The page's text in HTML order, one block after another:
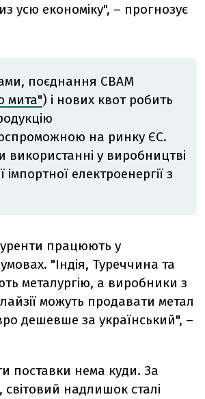
усю економіку", – прогнозує
поєднання CBAM
мита") і нових квот робить
на ринку ЄС.
використанні у виробництві
імпортної електроенергії з
працюють у
"Індія, Туреччина та
металургію, а виробники з
можуть продавати метал
дешевше за український", –
поставки нема куди. За
, світовий надлишок сталі